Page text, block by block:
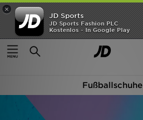
×
JD Sports
JD Sports Fashion PLC
Kostenlos - In Google Play
Startseite
Fußballschuhe
130 Produkte
Fußballschuhe
Startseite
ANGEBOTE